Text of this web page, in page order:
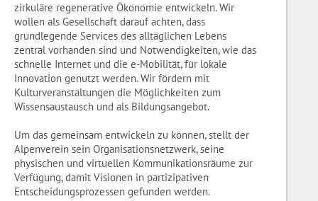
zirkuläre regenerative Ökonomie entwickeln. Wir
wollen als Gesellschaft darauf achten, dass
grundlegende Services des alltäglichen Lebens
zentral vorhanden sind und Notwendigkeiten, wie das
schnelle Internet und die e-Mobilität, für lokale
Innovation genutzt werden. Wir fördern mit
Kulturveranstaltungen die Möglichkeiten zum
Wissensaustausch und als Bildungsangebot.
Um das gemeinsam entwickeln zu können, stellt der
Alpenverein sein Organisationsnetzwerk, seine
physischen und virtuellen Kommunikationsräume zur
Verfügung, damit Visionen in partizipativen
Entscheidungsprozessen gefunden werden.